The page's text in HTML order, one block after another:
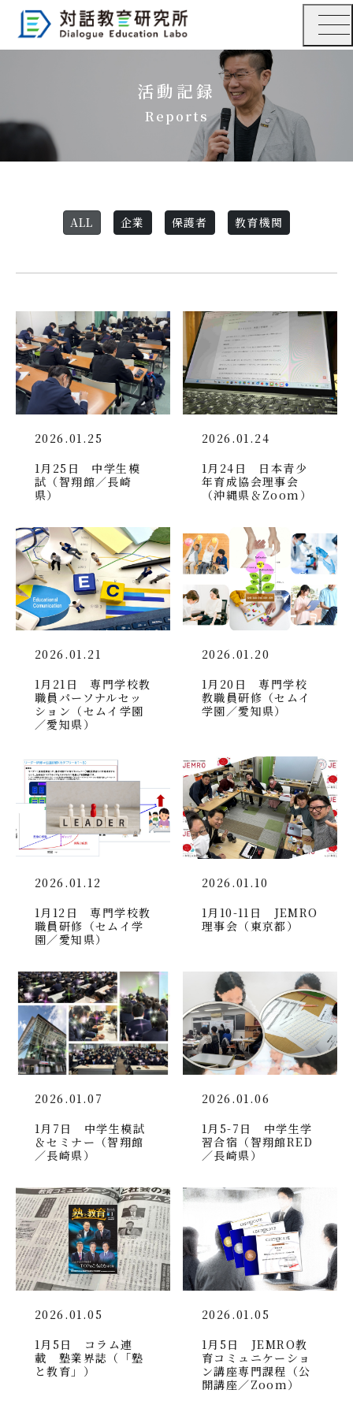
活動記録
Reports
ALL 企業 保護者 教育機関
2026.01.25
1月25日 中学生模
試（智翔館／長崎
県）
2026.01.24
1月24日 日本青少
年育成協会理事会
（沖縄県＆Zoom）
2026.01.21
1月21日 専門学校教
職員パーソナルセッ
ション（セムイ学園
／愛知県）
2026.01.20
1月20日 専門学校
教職員研修（セムイ
学園／愛知県）
2026.01.12
1月12日 専門学校教
職員研修（セムイ学
園／愛知県）
2026.01.10
1月10-11日 JEMRO
理事会（東京都）
2026.01.07
1月7日 中学生模試
＆セミナー（智翔館
／長崎県）
2026.01.06
1月5-7日 中学生学
習合宿（智翔館RED
／長崎県）
2026.01.05
1月5日 コラム連
載 塾業界誌（「塾
と教育」）
2026.01.05
1月5日 JEMRO教
育コミュニケーショ
ン講座専門課程（公
開講座／Zoom）